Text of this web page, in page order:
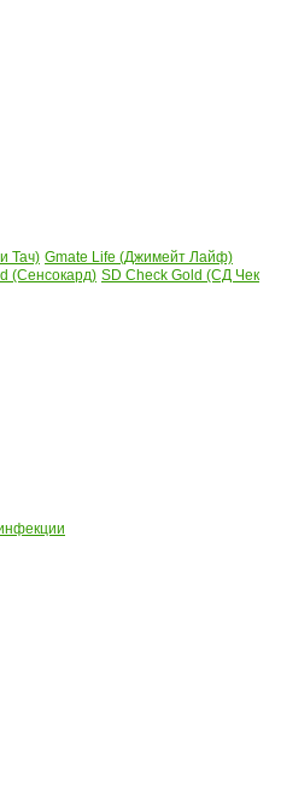
Тач) Gmate Life (Джимейт Лайф)
(Сенсокард) SD Check Gold (СД Чек